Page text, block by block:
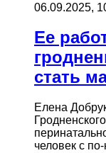
06.09.2025,
Ее
стать
Елена
человек с